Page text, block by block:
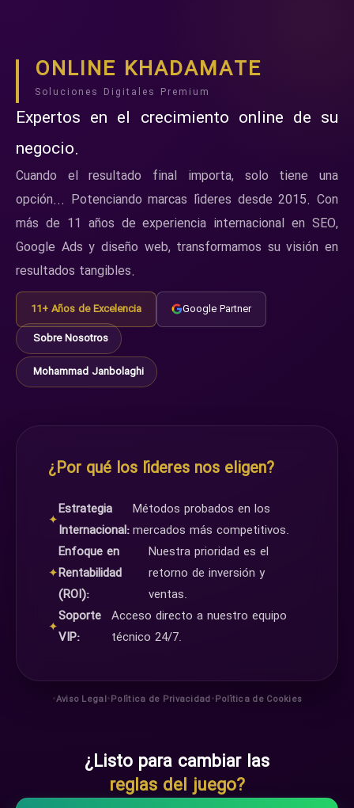
ONLINE KHADAMATE
Soluciones Digitales Premium
Expertos en el crecimiento online de su
negocio.
Cuando el resultado final importa, solo tiene una
opción... Potenciando marcas líderes desde 2015. Con
más de 11 años de experiencia internacional en SEO,
Google Ads y diseño web, transformamos su visión en
resultados tangibles.
11+ Años de Excelencia
Google Partner
Sobre Nosotros
Mohammad Janbolaghi
¿Por qué los líderes nos eligen?
✦
Estrategia
Internacional:
Métodos probados en los
mercados más competitivos.
✦
Enfoque en
Rentabilidad
(ROI):
Nuestra prioridad es el
retorno de inversión y
ventas.
✦
Soporte
VIP:
Acceso directo a nuestro equipo
técnico 24/7.
•Aviso Legal•Política de Privacidad•Política de Cookies
¿Listo para cambiar las
reglas del juego?